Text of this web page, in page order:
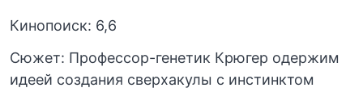
Кинопоиск: 6,6
Сюжет: Профессор-генетик Крюгер одержим
идеей создания сверхакулы с инстинктом